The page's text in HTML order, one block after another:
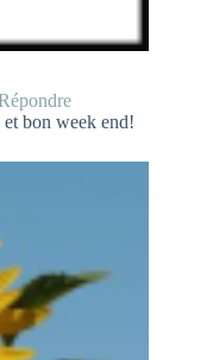
bon week end!